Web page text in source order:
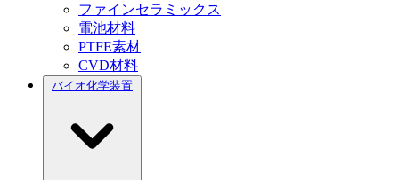
ファインセラミックス
電池材料
PTFE素材
CVD材料
バイオ化学装置